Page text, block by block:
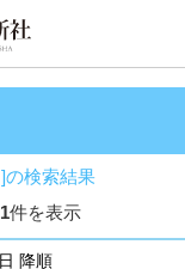
]の検索結果
1件を表示